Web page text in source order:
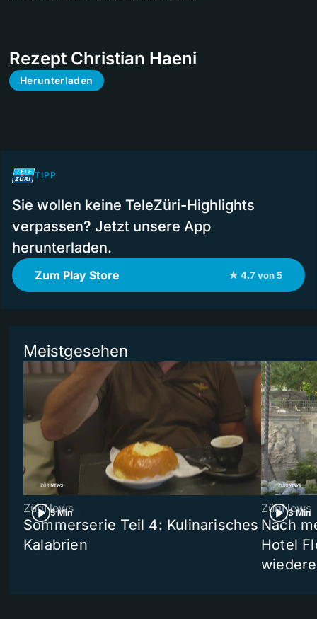
Rezept Christian Haeni
Herunterladen
TIPP
Sie wollen keine TeleZüri-Highlights
verpassen? Jetzt unsere App
herunterladen.
Zum Play Store ★ 4.7 von 5
Meistgesehen
5 Min
ZüriNews
Sommerserie Teil 4: Kulinarisches
Kalabrien
3 Min
ZüriNews
Nach
Hotel